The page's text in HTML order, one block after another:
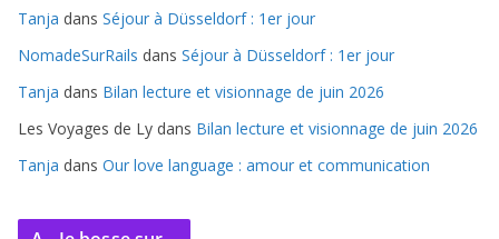
v
e
Tanja dans Séjour à Düsseldorf : 1er jour
NomadeSurRails dans Séjour à Düsseldorf : 1er jour
Tanja dans Bilan lecture et visionnage de juin 2026
Les Voyages de Ly dans Bilan lecture et visionnage de juin 2026
Tanja dans Our love language : amour et communication